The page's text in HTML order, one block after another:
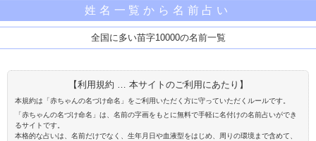
姓名一覧から名前占い
全国に多い苗字10000の名前一覧
【利用規約 … 本サイトのご利用にあたり】
本規約は「赤ちゃんの名づけ命名」をご利用いただく方に守っていただくルールです。
「赤ちゃんの名づけ命名」は、名前の字画をもとに無料で手軽に名付けの名前占いができ
るサイトです。
本格的な占いは、名前だけでなく、生年月日や血液型をはじめ、周りの環境まで含めて、